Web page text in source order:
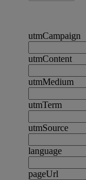
utmCampaign
utmContent
utmMedium
utmTerm
utmSource
language
pageUrl